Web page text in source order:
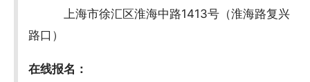
上海市徐汇区淮海中路1413号（淮海路复兴
路口）
在线报名：